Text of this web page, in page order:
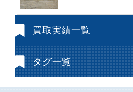
買取実績一覧
タグ一覧